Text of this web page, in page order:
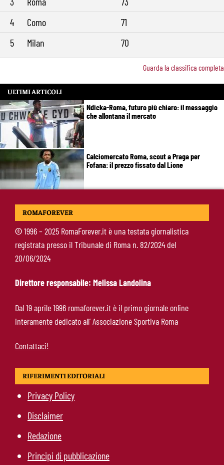
4
Como
71
5
Milan 70
Guarda la classifica completa
ULTIMI ARTICOLI
Ndicka-Roma, futuro più chiaro: il messaggio
che allontana il mercato
Calciomercato Roma, scout a Praga per
Fofana: il prezzo fissato dal Lione
Calciomercato Roma, Kumbulla verso il Rayo
Pellegrini-Roma, rinnovo mai così vicino:
trattativa intensa e firma attesa a breve
ROMAFOREVER
©1996 – 2025 RomaForever.it è una testata giornalistica
registrata presso il Tribunale di Roma n. 82/2024 del
20/06/2024
Direttore responsabile: Melissa Landolina
Dal 19 aprile 1996 romaforever.it è il primo giornale online
interamente dedicato all’ Associazione Sportiva Roma
Contattaci!
RIFERIMENTI EDITORIALI
Privacy Policy
Disclaimer
Redazione
Principi di pubblicazione